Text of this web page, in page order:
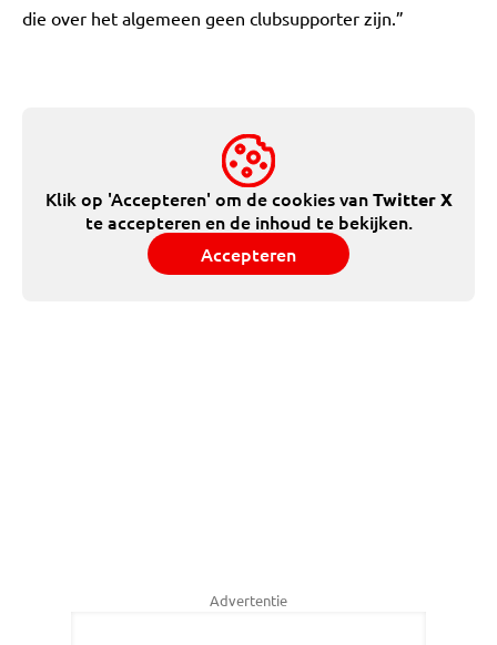
die over het algemeen geen clubsupporter zijn.”
Klik op 'Accepteren' om de cookies vanTwitter X
te accepteren en de inhoud te bekijken.
Accepteren
Advertentie